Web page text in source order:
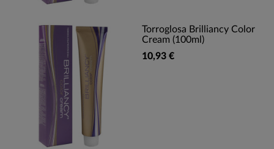
Torroglosa Brilliancy Color
Cream (100ml)
10,93 €